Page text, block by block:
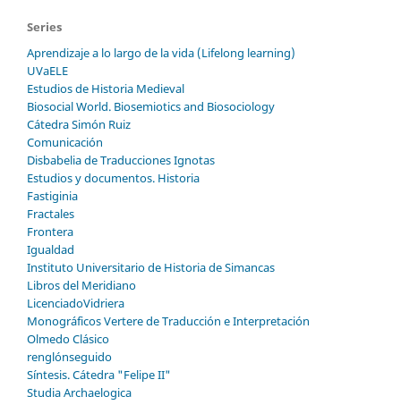
Series
Aprendizaje a lo largo de la vida (Lifelong learning)
UVaELE
Estudios de Historia Medieval
Biosocial World. Biosemiotics and Biosociology
Cátedra Simón Ruiz
Comunicación
Disbabelia de Traducciones Ignotas
Estudios y documentos. Historia
Fastiginia
Fractales
Frontera
Igualdad
Instituto Universitario de Historia de Simancas
Libros del Meridiano
LicenciadoVidriera
Monográficos Vertere de Traducción e Interpretación
Olmedo Clásico
renglónseguido
Síntesis. Cátedra "Felipe II"
Studia Archaelogica